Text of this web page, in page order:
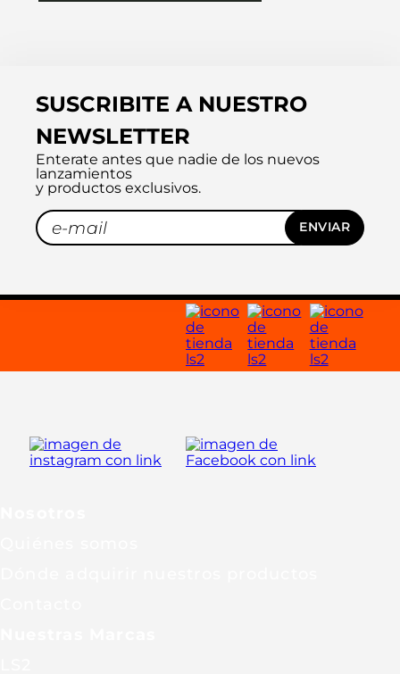
SUSCRIBITE A NUESTRO
NEWSLETTER
Enterate antes que nadie de los nuevos
lanzamientos
y productos exclusivos.
ENVIAR